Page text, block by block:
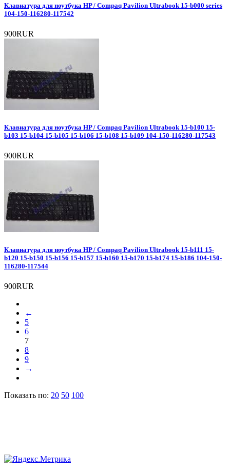
Клавиатура для ноутбука HP / Compaq Pavilion Ultrabook 15-b000 series
104-150-116280-117542
900RUR
Клавиатура для ноутбука HP / Compaq Pavilion Ultrabook 15-b100 15-
b103 15-b104 15-b105 15-b106 15-b108 15-b109 104-150-116280-117543
900RUR
Клавиатура для ноутбука HP / Compaq Pavilion Ultrabook 15-b111 15-
b120 15-b150 15-b156 15-b157 15-b160 15-b170 15-b174 15-b186 104-150-
116280-117544
900RUR
←
5
6
7
8
9
→
Показать по: 20 50 100